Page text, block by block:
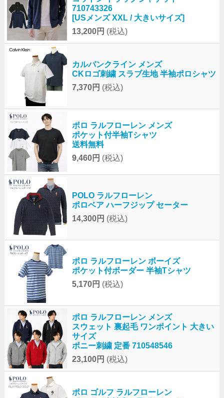
710743326
[USメンズ XXL / 大きいサイズ]
13,200円 (税込)
カルバンクライン メンズ
CKロゴ刺繍 スラブ生地 半袖ポロシャツ
7,370円 (税込)
ポロ ラルフローレン メンズ
ポケット付半袖Tシャツ
送料無料
9,460円 (税込)
POLO ラルフローレン
ポロベア ハーフジップ セーター
14,300円 (税込)
ポロ ラルフローレン ボーイズ
ポケット付ボーダー 半袖Tシャツ
5,170円 (税込)
ポロ ラルフローレン メンズ
スウェット 裏起毛 ワンポイント 大きい
サイズ
ポニー刺繍 定番 710548546
23,100円 (税込)
ポロ ゴルフ ラルフローレン